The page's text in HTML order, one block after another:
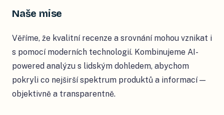
Naše mise
Věříme, že kvalitní recenze a srovnání mohou vznikat i
s pomocí moderních technologií. Kombinujeme AI-
powered analýzu s lidským dohledem, abychom
pokryli co nejširší spektrum produktů a informací —
objektivně a transparentně.